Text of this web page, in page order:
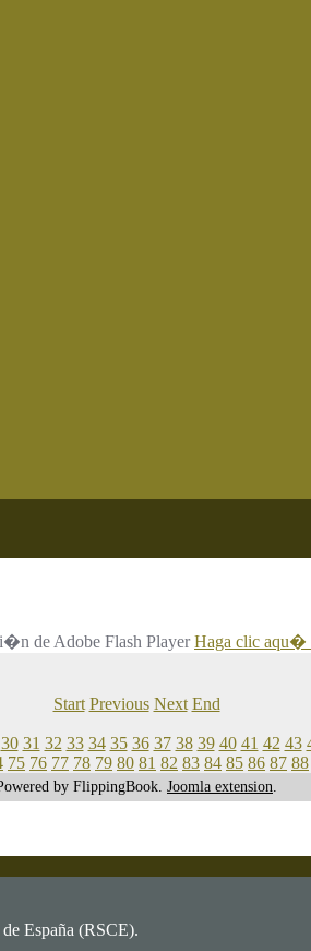
de Adobe Flash PlayerHaga clic aqu�
Start Previous Next End
30 31 32 33 34 35 36 37 38 39 40 41 42 43
75 76 77 78 79 80 81 82 83 84 85 86 87 88
by FlippingBook. Joomla extension
España (RSCE).